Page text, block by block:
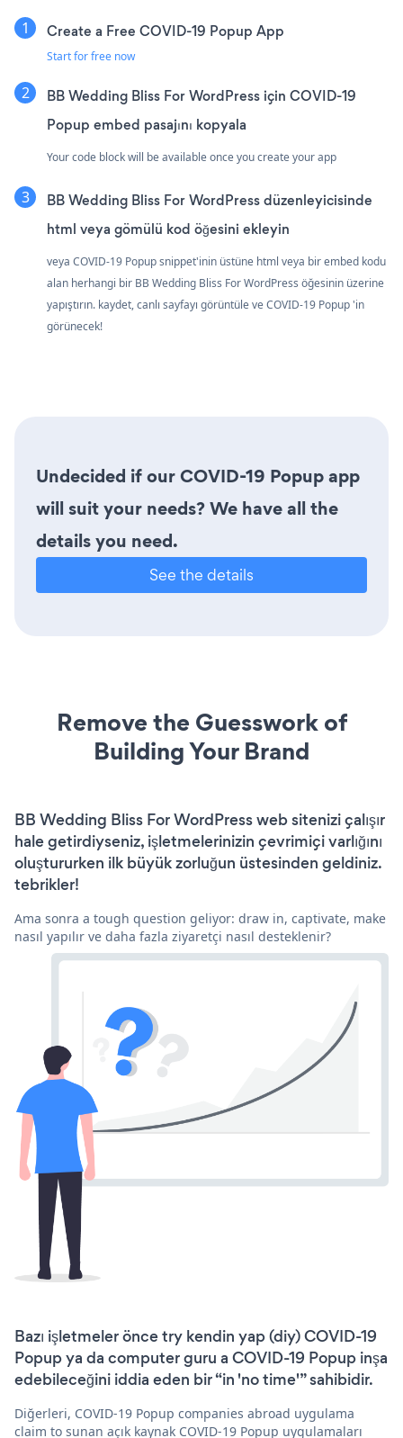
Create a Free COVID-19 Popup App
Start for free now
BB Wedding Bliss For WordPress için COVID-19
Popup embed pasajını kopyala
Your code block will be available once you create your app
BB Wedding Bliss For WordPress düzenleyicisinde
html veya gömülü kod öğesini ekleyin
veya COVID-19 Popup snippet'inin üstüne html veya bir embed kodu
alan herhangi bir BB Wedding Bliss For WordPress öğesinin üzerine
yapıştırın. kaydet, canlı sayfayı görüntüle ve COVID-19 Popup 'in
görünecek!
Undecided if our COVID-19 Popup app
will suit your needs? We have all the
details you need.
See the details
Remove the Guesswork of
Building Your Brand
BB Wedding Bliss For WordPress web sitenizi çalışır
hale getirdiyseniz, işletmelerinizin çevrimiçi varlığını
oluştururken ilk büyük zorluğun üstesinden geldiniz.
tebrikler!
Ama sonra a tough question geliyor: draw in, captivate, make
nasıl yapılır ve daha fazla ziyaretçi nasıl desteklenir?
Bazı işletmeler önce try kendin yap (diy) COVID-19
Popup ya da computer guru a COVID-19 Popup inşa
edebileceğini iddia eden bir “in 'no time'” sahibidir.
Diğerleri, COVID-19 Popup companies abroad uygulama
claim to sunan açık kaynak COVID-19 Popup uygulamaları